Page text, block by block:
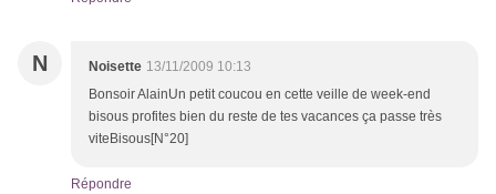
N Noisette 13/11/2009 10:13
Bonsoir AlainUn petit coucou en cette veille de week-end
bisous profites bien du reste de tes vacances ça passe très
viteBisous[N°20]
Répondre